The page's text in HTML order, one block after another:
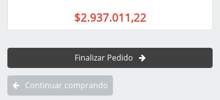
$2.937.011,22
Finalizar Pedido
Continuar comprando